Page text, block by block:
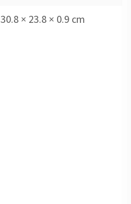
30.8 × 23.8 × 0.9 cm